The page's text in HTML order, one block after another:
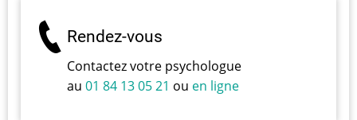
Rendez-vous
Contactez votre psychologue
au 01 84 13 05 21 ou en ligne